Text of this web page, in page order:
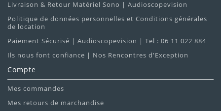
Livraison & Retour Matériel Sono | Audioscopevision
Politique de données personnelles et Conditions générales
de location
Paiement Sécurisé | Audioscopevision | Tel : 06 11 022 884
Ils nous font confiance | Nos Rencontres d'Exception
Compte
Mes commandes
Mes retours de marchandise